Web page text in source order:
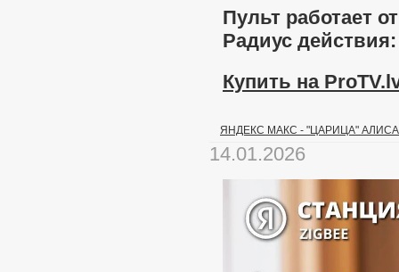
Пульт работает
Радиус
Купить на
ЯНДЕКС МАКС - "ЦАРИЦА" АЛИСА
14.01.2026